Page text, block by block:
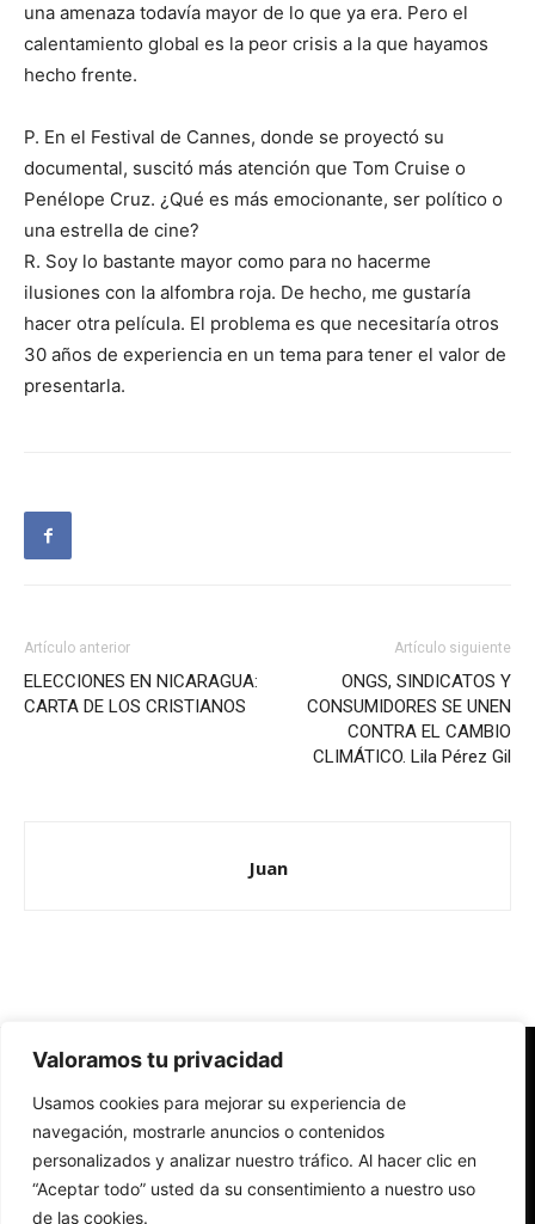
Valoramos tu privacidad
Usamos cookies para mejorar su experiencia de
navegación, mostrarle anuncios o contenidos
personalizados y analizar nuestro tráfico. Al hacer clic en
“Aceptar todo” usted da su consentimiento a nuestro uso
de las cookies.
una amenaza todavía mayor de lo que ya era. Pero el
calentamiento global es la peor crisis a la que hayamos
hecho frente.
P. En el Festival de Cannes, donde se proyectó su
documental, suscitó más atención que Tom Cruise o
Penélope Cruz. ¿Qué es más emocionante, ser político o
una estrella de cine?
R. Soy lo bastante mayor como para no hacerme
ilusiones con la alfombra roja. De hecho, me gustaría
hacer otra película. El problema es que necesitaría otros
30 años de experiencia en un tema para tener el valor de
presentarla.
Artículo anterior
ELECCIONES EN NICARAGUA:
CARTA DE LOS CRISTIANOS
Artículo siguiente
ONGS, SINDICATOS Y
CONSUMIDORES SE UNEN
CONTRA EL CAMBIO
CLIMÁTICO. Lila Pérez Gil
Juan
Redes Cristianas
Una mirada alternativa sobre la Iglesia católica y la sociedad
- Colectivos de Redes Cristianas